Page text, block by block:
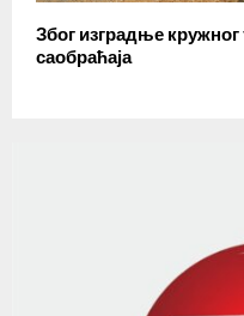
Због изградње кружног
саобраћаја